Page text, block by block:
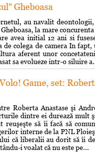
Gheboasa
au navalit
la mare concurenta
avea initial 12 ani si
de colega de camera In fapt,
aferent unor
sa evolueze intr-o siluire
Game, set:
Roberta Anastase şi
dintre ei durează mult
reuşeşte să îi facă să
interne de la PNL
că liberalii au dorit să îi
i voalat că nu este pe...